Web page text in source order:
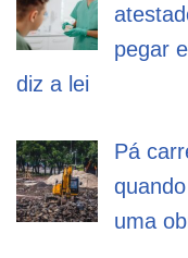
pegar
diz a lei
Pá
uma